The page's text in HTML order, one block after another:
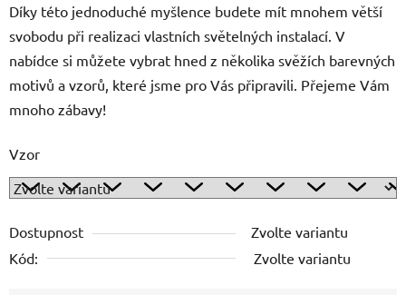
Díky této jednoduché myšlence budete mít mnohem větší
svobodu při realizaci vlastních světelných instalací. V
nabídce si můžete vybrat hned z několika svěžích barevných
motivů a vzorů, které jsme pro Vás připravili. Přejeme Vám
mnoho zábavy!
Vzor
Dostupnost
Zvolte variantu
Kód:
Zvolte variantu